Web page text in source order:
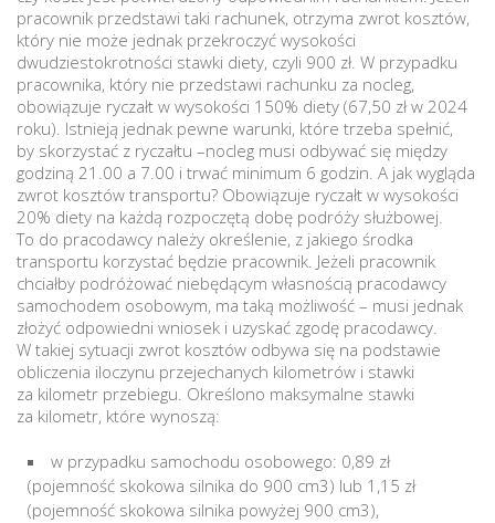
pracownik przedstawi taki rachunek, otrzyma zwrot kosztów,
który nie może jednak przekroczyć wysokości
dwudziestokrotności stawki diety, czyli 900 zł. W przypadku
pracownika, który nie przedstawi rachunku za nocleg,
obowiązuje ryczałt w wysokości 150% diety (67,50 zł w 2024
roku). Istnieją jednak pewne warunki, które trzeba spełnić,
by skorzystać z ryczałtu –nocleg musi odbywać się między
godziną 21.00 a 7.00 i trwać minimum 6 godzin. A jak wygląda
zwrot kosztów transportu? Obowiązuje ryczałt w wysokości
20% diety na każdą rozpoczętą dobę podróży służbowej.
To do pracodawcy należy określenie, z jakiego środka
transportu korzystać będzie pracownik. Jeżeli pracownik
chciałby podróżować niebędącym własnością pracodawcy
samochodem osobowym, ma taką możliwość – musi jednak
złożyć odpowiedni wniosek i uzyskać zgodę pracodawcy.
W takiej sytuacji zwrot kosztów odbywa się na podstawie
obliczenia iloczynu przejechanych kilometrów i stawki
za kilometr przebiegu. Określono maksymalne stawki
za kilometr, które wynoszą:
w przypadku samochodu osobowego: 0,89 zł
(pojemność skokowa silnika do 900 cm3) lub 1,15 zł
(pojemność skokowa silnika powyżej 900 cm3),